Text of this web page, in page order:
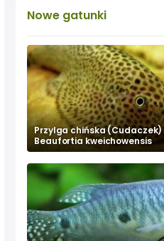
Nowe gatunki
Przylga chińska
Beaufortia kweichowensis